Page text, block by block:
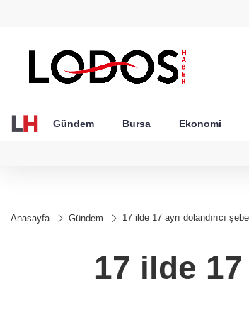
Gündem Bursa Ekonomi
Anasayfa Gündem 17 ilde 17 ayrı dolandırıcı
17 ilde